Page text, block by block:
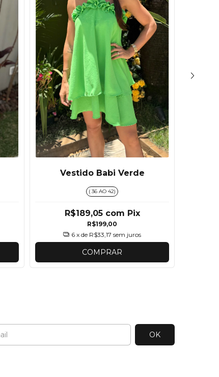
Vestido Babi Verde
( 36 AO 42)
R$199,00
R$189,05 com Pix
6 x de R$33,17 sem juros
COMPRAR